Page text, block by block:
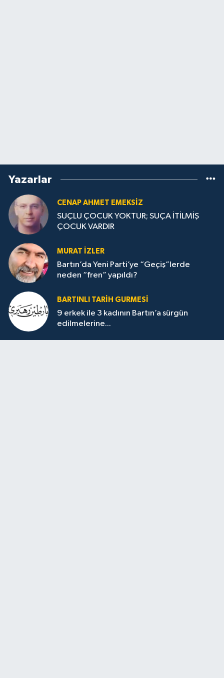
Yazarlar
CENAP AHMET EMEKSİZ
SUÇLU ÇOCUK YOKTUR; SUÇA İTİLMİŞ
ÇOCUK VARDIR
MURAT İZLER
Bartın’da Yeni Parti’ye “Geçiş”lerde
neden “fren” yapıldı?
BARTINLI TARIH GURMESI
9 erkek ile 3 kadının Bartın’a sürgün
edilmelerine...